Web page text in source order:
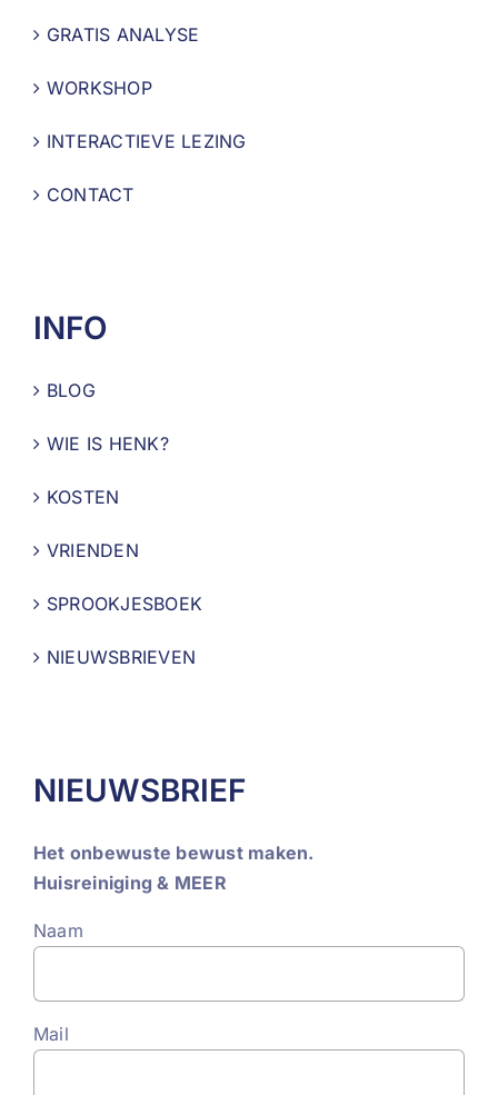
GRATIS ANALYSE
WORKSHOP
INTERACTIEVE LEZING
CONTACT
INFO
BLOG
WIE IS HENK?
KOSTEN
VRIENDEN
SPROOKJESBOEK
NIEUWSBRIEVEN
NIEUWSBRIEF
Het onbewuste bewust maken.
Huisreiniging & MEER
Naam
Mail